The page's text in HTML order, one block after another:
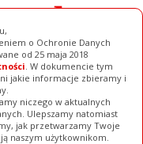
o Ochronie Danych
od 25 maja 2018
. W dokumencie tym
jakie informacje zbieramy i
niczego w aktualnych
Ulepszamy natomiast
jak przetwarzamy Twoje
naszym użytkownikom.
Baza Firm Pełna Wersja